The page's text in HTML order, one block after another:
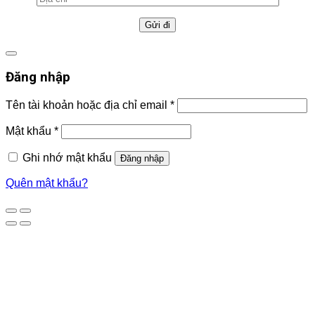
Đăng nhập
Tên tài khoản hoặc địa chỉ email *
Mật khẩu *
Ghi nhớ mật khẩu Đăng nhập
Quên mật khẩu?